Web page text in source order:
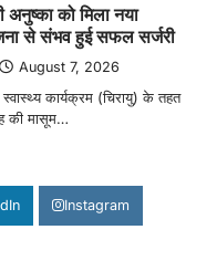
अनुष्का को मिला नया
से संभव हुई सफल सर्जरी
August 7, 2026
स्वास्थ्य कार्यक्रम (चिरायु) के तहत
की मासूम…
का कमाल, बकरी
मजबूत हुआ आत्मविश्वास
Instagram